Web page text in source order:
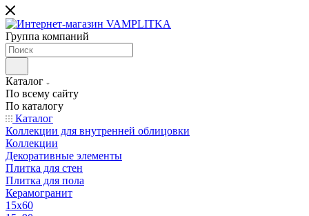
Группа компаний
Каталог
По всему сайту
По каталогу
Каталог
Коллекции для внутренней облицовки
Коллекции
Декоративные элементы
Плитка для стен
Плитка для пола
Керамогранит
15х60